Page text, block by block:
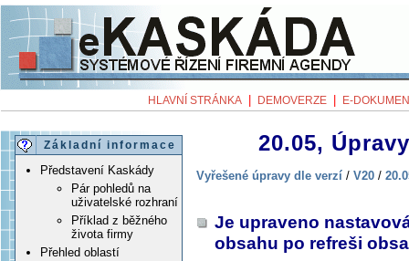
HLAVNÍ STRÁNKA DEMOVERZE E-
Základní informace
Představení Kaskády
Pár pohledů na
uživatelské rozhraní
Příklad z běžného
života firmy
Přehled oblastí
20.05,
Vyřešené úpravy dle verzí / V20 /
Je upraveno
obsahu po refreši